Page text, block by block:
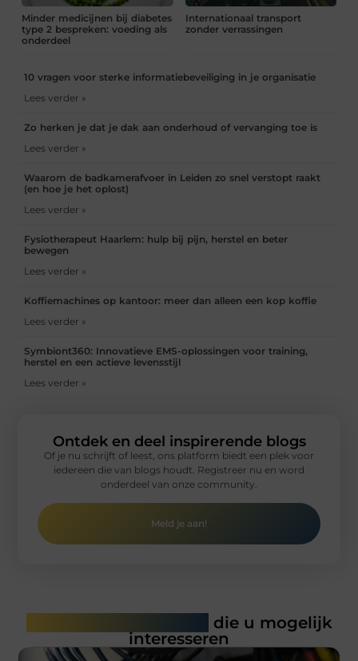
Minder medicijnen bij diabetes
type 2 bespreken: voeding als
onderdeel
Internationaal transport
zonder verrassingen
10 vragen voor sterke informatiebeveiliging in je organisatie
Lees verder »
Zo herken je dat je dak aan onderhoud of vervanging toe is
Lees verder »
Waarom de badkamerafvoer in Leiden zo snel verstopt raakt
(en hoe je het oplost)
Lees verder »
Fysiotherapeut Haarlem: hulp bij pijn, herstel en beter
bewegen
Lees verder »
Koffiemachines op kantoor: meer dan alleen een kop koffie
Lees verder »
Symbiont360: Innovatieve EMS-oplossingen voor training,
herstel en een actieve levensstijl
Lees verder »
Ontdek en deel inspirerende blogs
Of je nu schrijft of leest, ons platform biedt een plek voor
iedereen die van blogs houdt. Registreer nu en word
onderdeel van onze community.
Meld je aan!
die u mogelijk
interesseren